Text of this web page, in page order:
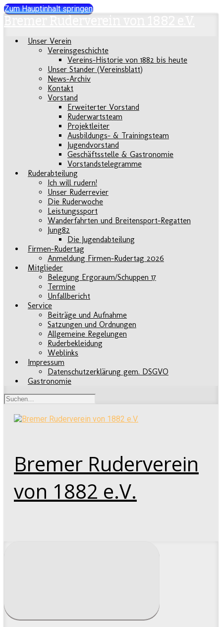
Zum Hauptinhalt springen
Bremer Ruderverein von 1882 e.V.
Unser Verein
Vereinsgeschichte
Vereins-Historie von 1882 bis heute
Unser Stander (Vereinsblatt)
News-Archiv
Kontakt
Vorstand
Erweiterter Vorstand
Ruderwartsteam
Projektleiter
Ausbildungs- & Trainingsteam
Jugendvorstand
Geschäftsstelle & Gastronomie
Vorstandstelegramme
Ruderabteilung
Ich will rudern!
Unser Ruderrevier
Die Ruderwoche
Leistungssport
Wanderfahrten und Breitensport-Regatten
Jung82
Die Jugendabteilung
Firmen-Rudertag
Anmeldung Firmen-Rudertag 2026
Mitglieder
Belegung Ergoraum/Schuppen 17
Termine
Unfallbericht
Service
Beiträge und Aufnahme
Satzungen und Ordnungen
Allgemeine Regelungen
Ruderbekleidung
Weblinks
Impressum
Datenschutzerklärung gem. DSGVO
Gastronomie
Bremer Ruderverein
von 1882 e.V.